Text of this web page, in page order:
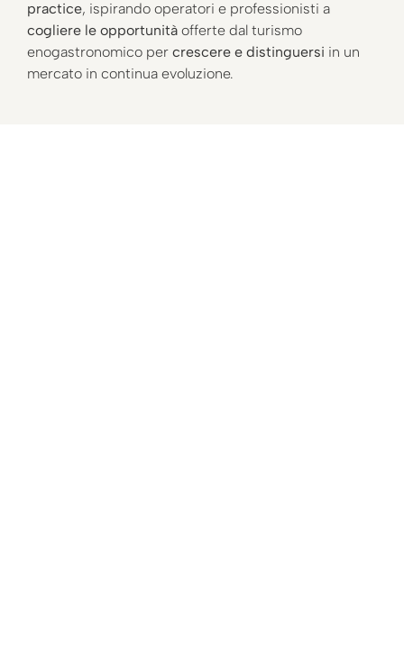
practice, ispirando operatori e professionisti a
cogliere le opportunità offerte dal turismo
enogastronomico per crescere e distinguersi in un
mercato in continua evoluzione.